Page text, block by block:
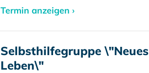
Termin anzeigen ›
Selbsthilfegruppe \"Neues
Leben\"